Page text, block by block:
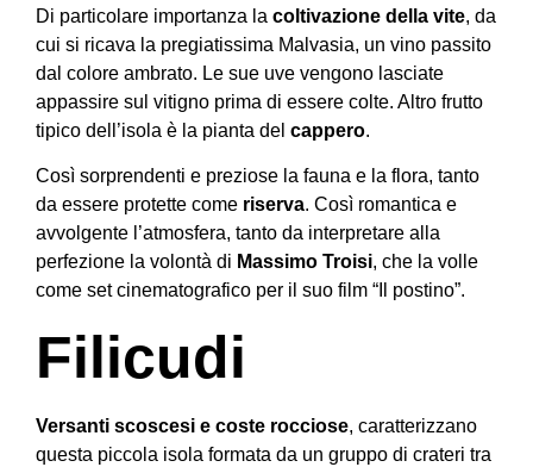
Di particolare importanza la coltivazione della vite, da
cui si ricava la pregiatissima Malvasia, un vino passito
dal colore ambrato. Le sue uve vengono lasciate
appassire sul vitigno prima di essere colte. Altro frutto
tipico dell’isola è la pianta del cappero.
Così sorprendenti e preziose la fauna e la flora, tanto
da essere protette come riserva. Così romantica e
avvolgente l’atmosfera, tanto da interpretare alla
perfezione la volontà di Massimo Troisi, che la volle
come set cinematografico per il suo film “Il postino”.
Filicudi
Versanti scoscesi e coste rocciose, caratterizzano
questa piccola isola formata da un gruppo di crateri tra